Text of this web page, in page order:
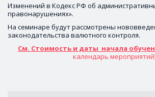
Изменений в Кодекс РФ об
правонарушениях».
На семинаре будут рассмотрены
законодательства валютного контроля.
См. Стоимость и даты  начала
календарь